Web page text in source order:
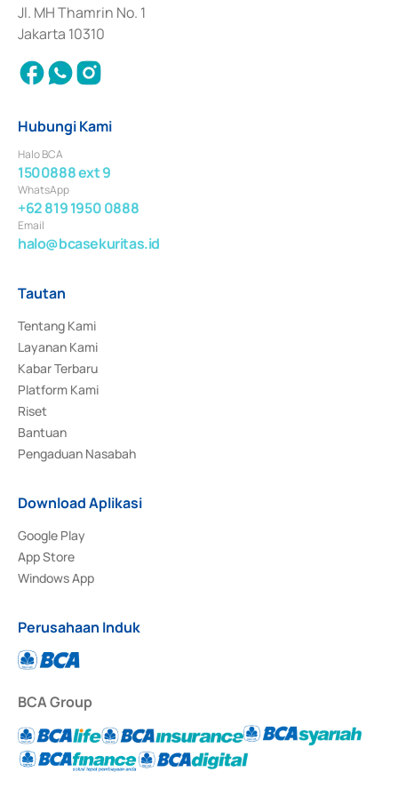
Jl. MH Thamrin No. 1
Jakarta 10310
Hubungi Kami
Halo BCA
1500888 ext 9
WhatsApp
+62 819 1950 0888
Email
halo@bcasekuritas.id
Tautan
Tentang Kami
Layanan Kami
Kabar Terbaru
Platform Kami
Riset
Bantuan
Pengaduan Nasabah
Download Aplikasi
Google Play
App Store
Windows App
Perusahaan Induk
BCA Group